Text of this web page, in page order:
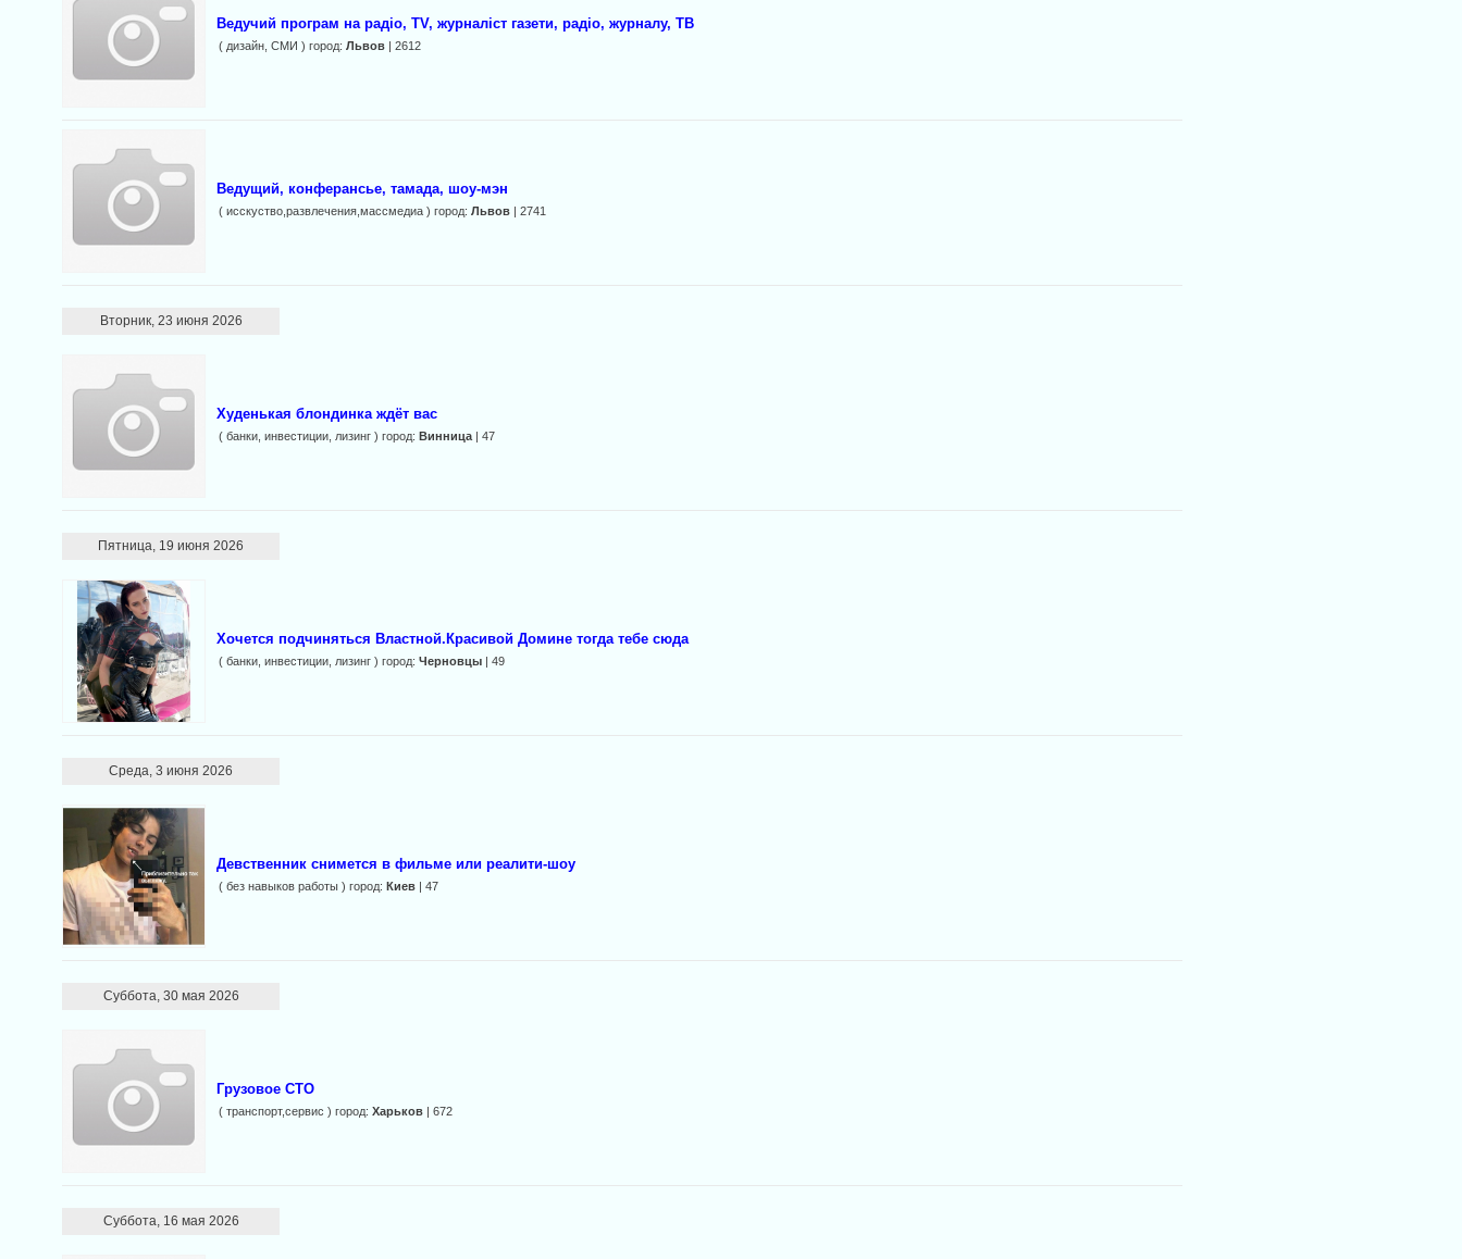
Ведучий програм на радіо, TV, журналіст газети, радіо, журналу, ТВ
( дизайн, СМИ ) город:Львов | 2612
Ведущий, конферансье, тамада, шоу-мэн
( исскуство,развлечения,массмедиа ) город:Львов | 2741
Вторник, 23 июня 2026
Худенькая блондинка ждёт вас
( банки, инвестиции, лизинг ) город:Винница | 47
Пятница, 19 июня 2026
Хочется подчиняться Властной.Красивой Домине тогда тебе сюда
( банки, инвестиции, лизинг ) город:Черновцы | 49
Среда, 3 июня 2026
Девственник снимется в фильме или реалити-шоу
( без навыков работы ) город:Киев | 47
Суббота, 30 мая 2026
Грузовое СТО
( транспорт,сервис ) город:Харьков | 672
Суббота, 16 мая 2026